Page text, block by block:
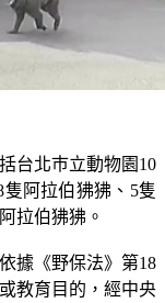
台北巿立動物園10
阿拉伯狒狒、5隻
拉伯狒狒。
據《野保法》第18
教育目的，經中央